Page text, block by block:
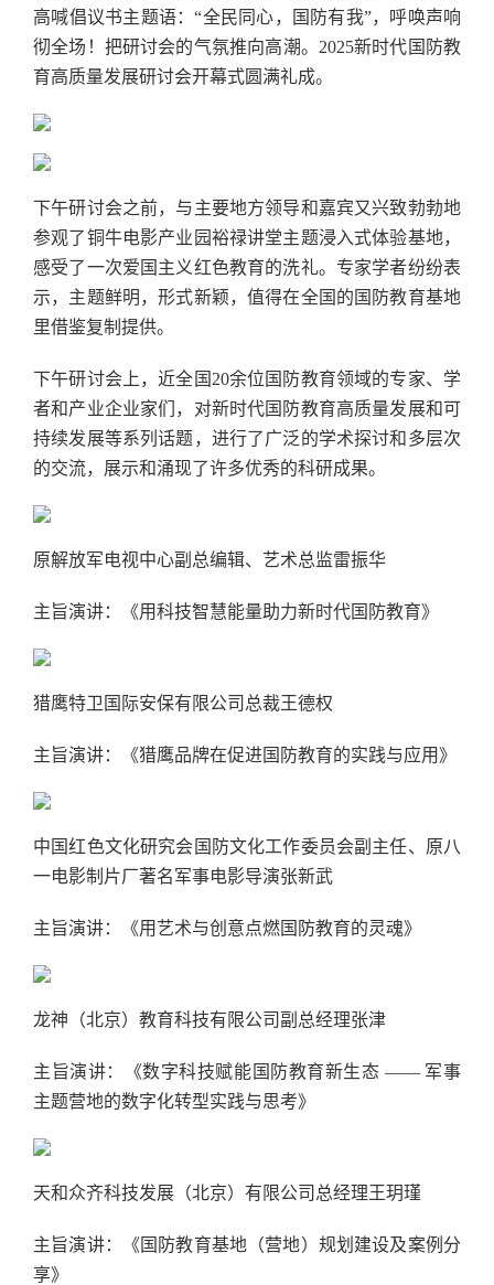
高喊倡议书主题语：“全民同心，国防有我”，呼唤声响
彻全场！把研讨会的气氛推向高潮。2025新时代国防教
育高质量发展研讨会开幕式圆满礼成。
下午研讨会之前，与主要地方领导和嘉宾又兴致勃勃地
参观了铜牛电影产业园裕禄讲堂主题浸入式体验基地，
感受了一次爱国主义红色教育的洗礼。专家学者纷纷表
示，主题鲜明，形式新颖，值得在全国的国防教育基地
里借鉴复制提供。
下午研讨会上，近全国20余位国防教育领域的专家、学
者和产业企业家们，对新时代国防教育高质量发展和可
持续发展等系列话题，进行了广泛的学术探讨和多层次
的交流，展示和涌现了许多优秀的科研成果。
原解放军电视中心副总编辑、艺术总监雷振华
主旨演讲：《用科技智慧能量助力新时代国防教育》
猎鹰特卫国际安保有限公司总裁王德权
主旨演讲：《猎鹰品牌在促进国防教育的实践与应用》
中国红色文化研究会国防文化工作委员会副主任、原八
一电影制片厂著名军事电影导演张新武
主旨演讲：《用艺术与创意点燃国防教育的灵魂》
龙神（北京）教育科技有限公司副总经理张津
主旨演讲：《数字科技赋能国防教育新生态 —— 军事
主题营地的数字化转型实践与思考》
天和众齐科技发展（北京）有限公司总经理王玥瑾
主旨演讲：《国防教育基地（营地）规划建设及案例分
享》